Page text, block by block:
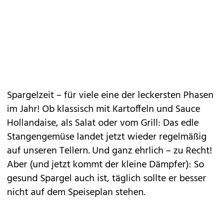
Spargelzeit– für viele eine der leckersten Phasen
im Jahr! Ob klassisch mit Kartoffeln und Sauce
Hollandaise, als Salat oder vom Grill: Das edle
Stangengemüselandet jetzt wieder regelmäßig
auf unseren Tellern. Und ganz ehrlich – zu Recht!
Aber (und jetzt kommt der kleine Dämpfer): So
gesund Spargel auch ist, täglich sollte er besser
nicht auf dem Speiseplan stehen.